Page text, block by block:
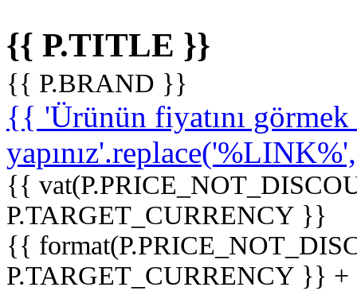
{{ P.TITLE }}
{{ P.BRAND }}
{{ 'Ürünün fiyatını
{{
P.TARGET_CURRENCY }}
{{
P.TARGET_CURRENCY }}